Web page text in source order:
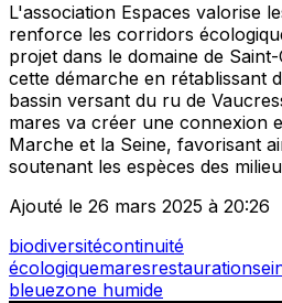
L'association Espaces valorise
renforce les corridors
projet dans le domaine de
cette démarche en rétablissant
bassin versant du ru de
mares va créer une connexion
Marche et la Seine, favorisant
soutenant les espèces des
Ajouté le 26 mars 2025 à 20:26
biodiversitécontinuité
écologiquemaresrestauration
bleuezone humide